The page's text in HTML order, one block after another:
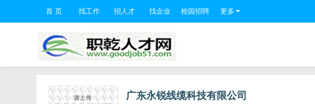
首 页 找工作 招人才 找企业 校园招聘 更多
广东永锐线缆科技有限公司